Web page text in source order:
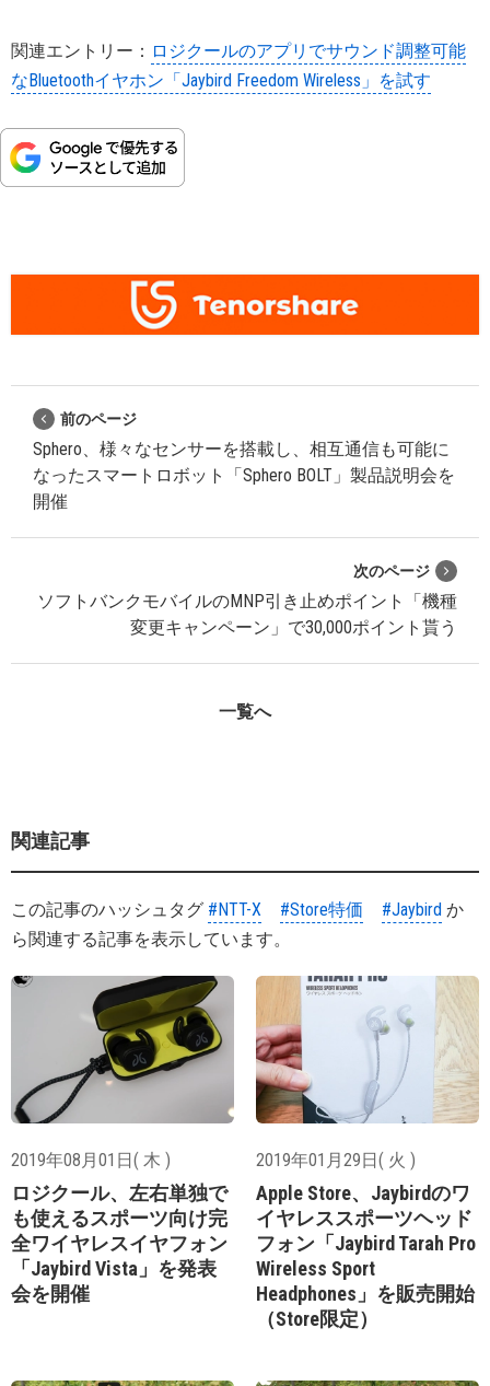
関連エントリー： ロジクールのアプリでサウンド調整可能
なBluetoothイヤホン「Jaybird Freedom Wireless」を試す
前のページ
Sphero、様々なセンサーを搭載し、相互通信も可能に
なったスマートロボット「Sphero BOLT」製品説明会を
開催
次のページ
ソフトバンクモバイルのMNP引き止めポイント「機種
変更キャンペーン」で30,000ポイント貰う
一覧へ
関連記事
この記事のハッシュタグ #NTT-X #Store特価 #Jaybird か
ら関連する記事を表示しています。
2019年08月01日( 木 )
ロジクール、左右単独で
も使えるスポーツ向け完
全ワイヤレスイヤフォン
「Jaybird Vista」を発表
会を開催
2019年01月29日( 火 )
Apple Store、Jaybirdのワ
イヤレススポーツヘッド
フォン「Jaybird Tarah Pro
Wireless Sport
Headphones」を販売開始
（Store限定）